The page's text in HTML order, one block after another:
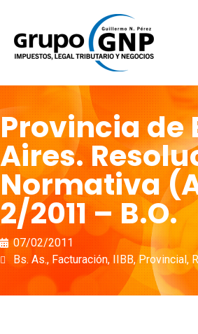
Provincia de
Aires.
Normativa
2/2011 – B.O.
07/02/2011
Bs. As., Facturación, IIBB,Provincial,